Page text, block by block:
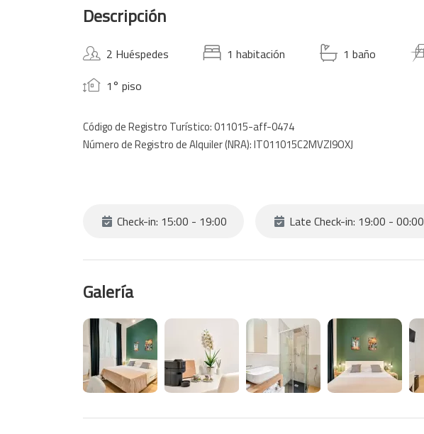
Descripción
2 Huéspedes 1 habitación 1 baño
1° piso
Código de Registro Turístico: 011015-aff-0474
Número de Registro de Alquiler (NRA): IT011015C2MVZI9OXJ
Check-in: 15:00 - 19:00 Late Check-in: 19:00 - 00:00
Galería